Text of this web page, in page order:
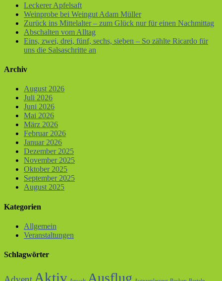
Leckerer Apfelsaft
Weinprobe bei Weingut Adam Müller
Zurück ins Mittelalter – zum Glück nur für einen Nachmittag
Abschalten vom Alltag
Eins, zwei, drei, fünf, sechs, sieben – So zählte Ricardo für
uns die Salsaschritte an
Archiv
August 2026
Juli 2026
Juni 2026
Mai 2026
März 2026
Februar 2026
Januar 2026
Dezember 2025
November 2025
Oktober 2025
September 2025
August 2025
Kategorien
Allgemein
Veranstaltungen
Schlagwörter
Aktiv